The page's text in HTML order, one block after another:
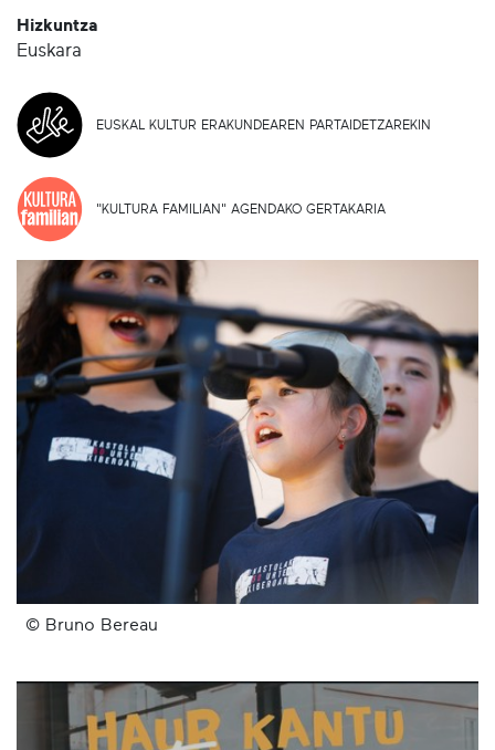
Hizkuntza
Euskara
EUSKAL KULTUR ERAKUNDEAREN PARTAIDETZAREKIN
"KULTURA FAMILIAN" AGENDAKO GERTAKARIA
© Bruno Bereau